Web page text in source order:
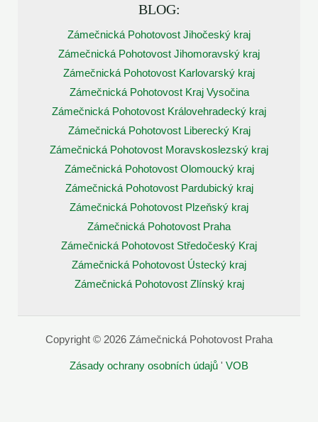
BLOG:
Zámečnická Pohotovost Jihočeský kraj
Zámečnická Pohotovost Jihomoravský kraj
Zámečnická Pohotovost Karlovarský kraj
Zámečnická Pohotovost Kraj Vysočina
Zámečnická Pohotovost Královehradecký kraj
Zámečnická Pohotovost Liberecký Kraj
Zámečnická Pohotovost Moravskoslezský kraj
Zámečnická Pohotovost Olomoucký kraj
Zámečnická Pohotovost Pardubický kraj
Zámečnická Pohotovost Plzeňský kraj
Zámečnická Pohotovost Praha
Zámečnická Pohotovost Středočeský Kraj
Zámečnická Pohotovost Ústecký kraj
Zámečnická Pohotovost Zlínský kraj
Copyright © 2026 Zámečnická Pohotovost Praha
Zásady ochrany osobních údajů ' VOB